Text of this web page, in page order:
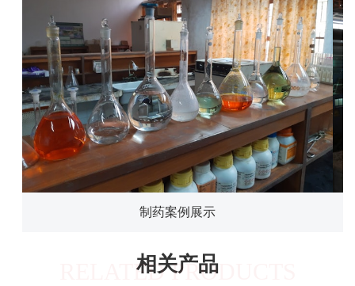
制药案例展示
相关产品
RELATED PRODUCTS